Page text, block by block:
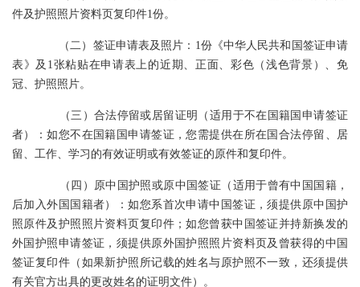
件及护照照片资料页复印件1份。
（二）签证申请表及照片：1份《中华人民共和国签证申请
表》及1张粘贴在申请表上的近期、正面、彩色（浅色背景）、免
冠、护照照片。
（三）合法停留或居留证明（适用于不在国籍国申请签证
者）：如您不在国籍国申请签证，您需提供在所在国合法停留、居
留、工作、学习的有效证明或有效签证的原件和复印件。
（四）原中国护照或原中国签证（适用于曾有中国国籍，
后加入外国国籍者）：如您系首次申请中国签证，须提供原中国护
照原件及护照照片资料页复印件；如您曾获中国签证并持新换发的
外国护照申请签证，须提供原外国护照照片资料页及曾获得的中国
签证复印件（如果新护照所记载的姓名与原护照不一致，还须提供
有关官方出具的更改姓名的证明文件）。